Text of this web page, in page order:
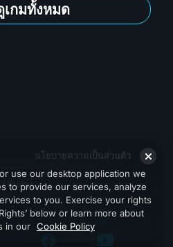
เกมทั้งหมด
นโยบายความเป็นส่วนตัว
สนับสนุน
use our desktop application we
to provide our services, analyze
to you. Exercise your rights
below or learn more about
in our Cookie Policy